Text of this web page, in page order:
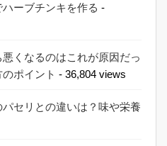
ーブチンキを作る -
くなるのはこれが原因だっ
ポイント - 36,804 views
セリとの違いは？味や栄養